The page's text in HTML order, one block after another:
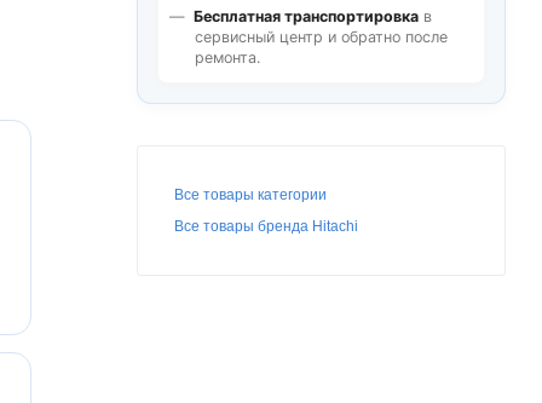
Бесплатная транспортировка в
сервисный центр и обратно после
ремонта.
Все товары категории
Все товары бренда Hitachi